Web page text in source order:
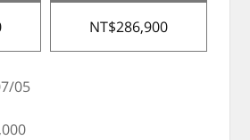
NT$286,900
05